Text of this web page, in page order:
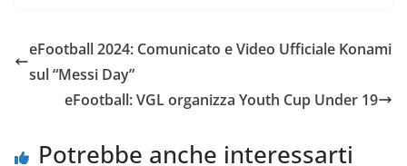
e
b
o
er di
di
eFootball 2024: Comunicato e Video Ufficiale Konami
sul “Messi Day”
eFootball: VGL organizza Youth Cup Under 19
Potrebbe anche interessarti